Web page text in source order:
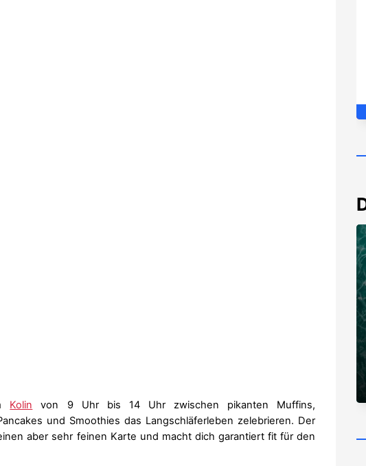
Kolin von 9 Uhr bis 14 Uhr zwischen pikanten Muffins,
und Smoothies das Langschläferleben zelebrieren. Der
aber sehr feinen Karte und macht dich garantiert fit für den